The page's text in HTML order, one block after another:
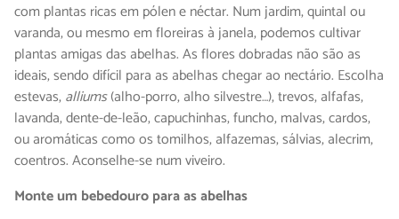
com plantas ricas em pólen e néctar. Num jardim, quintal ou
varanda, ou mesmo em floreiras à janela, podemos cultivar
plantas amigas das abelhas. As flores dobradas não são as
ideais, sendo difícil para as abelhas chegar ao nectário. Escolha
estevas,alliums(alho-porro, alho silvestre…), trevos, alfafas,
lavanda, dente-de-leão, capuchinhas, funcho, malvas, cardos,
ou aromáticas como os tomilhos, alfazemas, sálvias, alecrim,
coentros. Aconselhe-se num viveiro.
Monte um bebedouro para as abelhas